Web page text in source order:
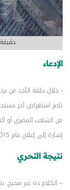
الإدعاء
- خلال حلقة الأحد من
ناصر استعراض آخر
من الشعب المصري أو
إشارة إلى إعلان عام 2015 بخصوص سد النهضة)".
نتيجة التحري